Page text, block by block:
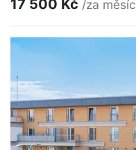
17 500 Kč /za měsíc